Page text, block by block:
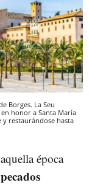
Borges. La Seu
honor a Santa María
y restaurándose hasta
época
pecados